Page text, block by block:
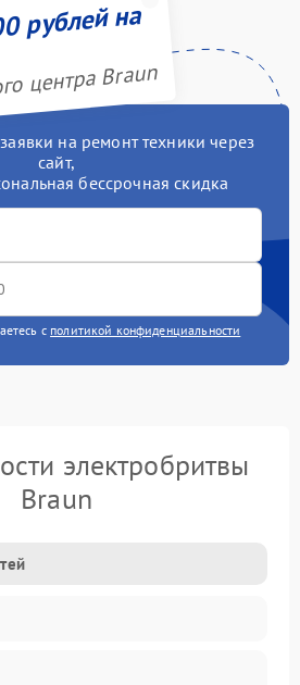
рублей на
центра Braun
на ремонт техники через
сайт,
бессрочная скидка
с политикой конфиденциальности
электробритвы
Braun